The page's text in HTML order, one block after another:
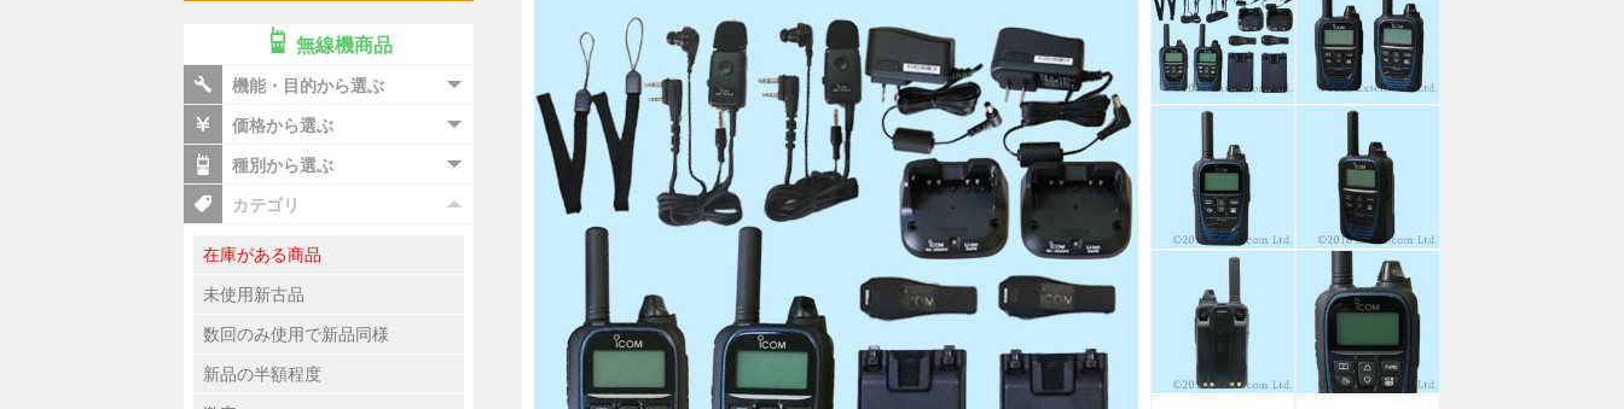
無線機商品
機能・目的から選ぶ
価格から選ぶ
種別から選ぶ
カテゴリ
在庫がある商品
未使用新古品
数回のみ使用で新品同様
新品の半額程度